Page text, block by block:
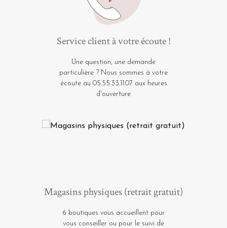
Service client à votre écoute !
Une question, une demande
particulière ? Nous sommes à votre
écoute au 05.55.33.11.07 aux heures
d'ouverture
Magasins physiques (retrait gratuit)
6 boutiques vous accueillent pour
vous conseiller ou pour le suivi de